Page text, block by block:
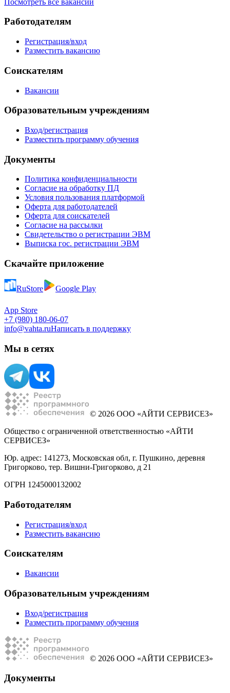
Работодателям
Регистрация/вход
Разместить вакансию
Соискателям
Вакансии
Образовательным учреждениям
Вход/регистрация
Разместить программу обучения
Документы
Политика конфиденциальности
Согласие на обработку ПД
Условия пользования платформой
Оферта для работодателей
Оферта для соискателей
Согласие на рассылки
Свидетельство о регистрации ЭВМ
Выписка гос. регистрации ЭВМ
Скачайте приложение
RuStore Google Play
App Store
+7 (980) 180-06-07
info@vahta.ruНаписать в поддержку
Мы в сетях
© 2026 ООО «АЙТИ СЕРВИСЕЗ»
Общество с ограниченной ответственностью «АЙТИ
СЕРВИСЕЗ»
Юр. адрес: 141273, Московская обл, г. Пушкино, деревня
Григорково, тер. Вишни-Григорково, д 21
ОГРН 1245000132002
Работодателям
Регистрация/вход
Разместить вакансию
Соискателям
Вакансии
Образовательным учреждениям
Вход/регистрация
Разместить программу обучения
© 2026 ООО «АЙТИ СЕРВИСЕЗ»
Документы